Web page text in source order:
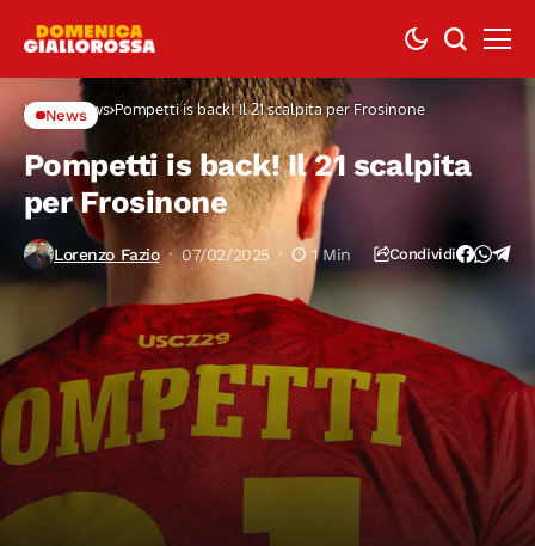
Home News Pompetti is back! Il 21 scalpita per Frosinone
News
Pompetti is back! Il 21 scalpita
per Frosinone
Lorenzo Fazio 07/02/2025 1 Min Condividi